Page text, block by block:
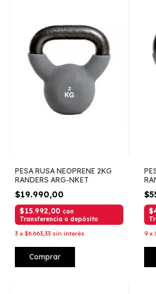
PESA RUSA NEOPRENE 2KG
RANDERS ARG-NKET
$19.990,00
$15.992,00 con
Transferencia o depósito
3 x $6.663,33 sin interés
Comprar
9 x